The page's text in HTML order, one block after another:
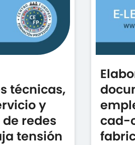
técnicas,
y
redes
tensión
cad-